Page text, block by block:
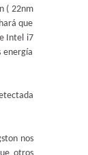
( 22nm
que
Intel i7
nos